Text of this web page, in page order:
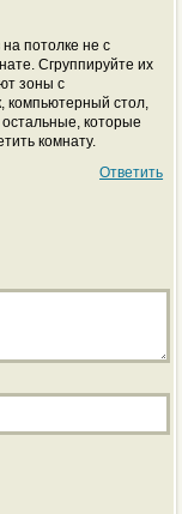
потолке не с
Сгруппируйте их
зоны с
компьютерный стол,
которые
комнату.
Ответить